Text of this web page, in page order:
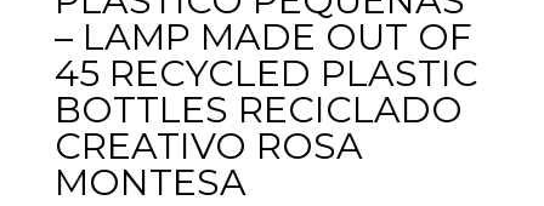
– LAMP MADE OUT OF
45 RECYCLED PLASTIC
BOTTLES RECICLADO
CREATIVO ROSA
MONTESA